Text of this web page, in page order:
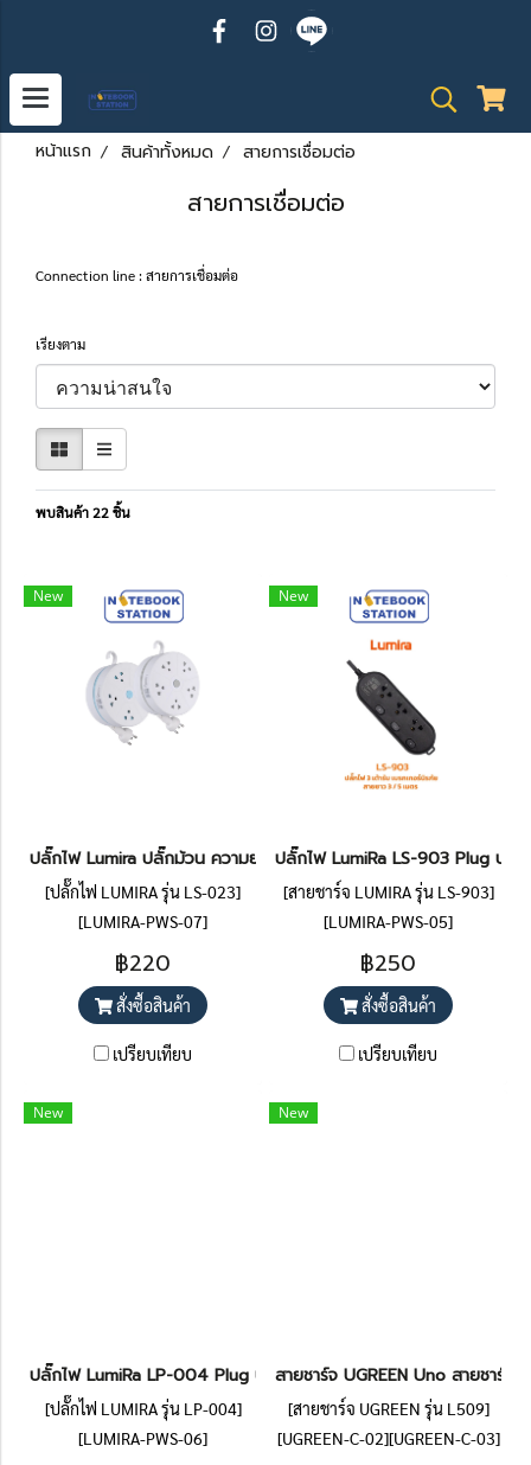
หน้าแรก สินค้าทั้งหมด สายการเชื่อมต่อ
สายการเชื่อมต่อ
Connection line : สายการเชื่อมต่อ
เรียงตาม
พบสินค้า 22 ชิ้น
New
ปลั๊กไฟ Lumira ปลั๊กม้วน ความยาว 3 เมตร พร้อมตะขอแขวน มีมอก.
[ปลั๊กไฟ LUMIRA รุ่น LS-023]
[LUMIRA-PWS-07]
฿220
สั่งซื้อสินค้า
เปรียบเทียบ
New
ปลั๊กไฟ LumiRa LS-903 Plug ปลั๊
[สายชาร์จ LUMIRA รุ่น LS-903]
[LUMIRA-PWS-05]
฿250
สั่งซื้อสินค้า
เปรียบเทียบ
New
ปลั๊กไฟ LumiRa LP-004 Plug ปลั๊กไฟพ่วง ปลั๊ก 3 ตา มีช่องUSB มีส
[ปลั๊กไฟ LUMIRA รุ่น LP-004]
[LUMIRA-PWS-06]
New
สายชาร์จ UGREEN Uno สายชาร์
[สายชาร์จ UGREEN รุ่น L509]
[UGREEN-C-02][UGREEN-C-03]